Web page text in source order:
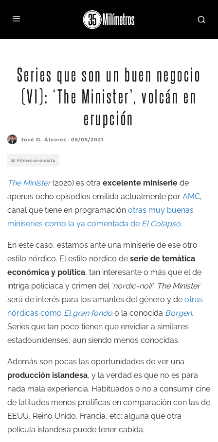
Series que son un buen negocio
(VI): ‘The Minister’, volcán en
erupción
José D. Álvarez · 05/05/2021
El Filmeconomista
The Minister(2020) es otra excelente miniserie de
apenas ocho episodios emitida actualmente por AMC,
canal que tiene en programación otras muy buenas
miniseries como la ya comentada de El Colapso.
En este caso, estamos ante una miniserie de ese otro
estilo nórdico. El estilo nórdico de serie de temática
económica y política, tan interesante o más que el de
intriga policiaca y crimen del ‘nordic-noir‘. The Minister
será de interés para los amantes del género y de otras
nórdicas como El gran fondo o la conocida Borgen.
Series que tan poco tienen que envidiar a similares
estadounidenses, aun siendo menos conocidas.
Además son pocas las oportunidades de ver una
producción islandesa, y la verdad es que no es para
nada mala experiencia. Habituados o no a consumir cine
de latitudes menos prolíficas en comparación con las de
EEUU, Reino Unido, Francia, etc; alguna que otra
película islandesa puede tener cabida.